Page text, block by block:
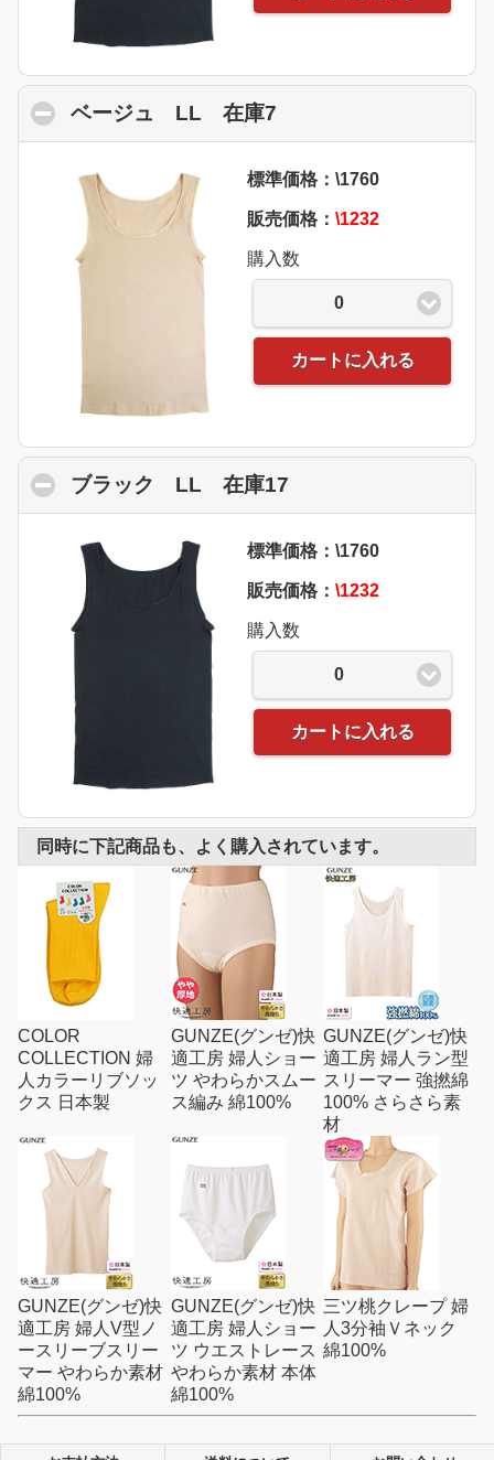
ベージュ LL 在庫7
標準価格：\1760
販売価格： \1232
購入数
0
カートに入れる
ブラック LL 在庫17
標準価格：\1760
販売価格： \1232
購入数
0
カートに入れる
同時に下記商品も、よく購入されています。
COLOR
COLLECTION 婦
人カラーリブソッ
クス 日本製
GUNZE(グンゼ)快
適工房 婦人ショー
ツ やわらかスムー
ス編み 綿100%
GUNZE(グンゼ)快
適工房 婦人ラン型
スリーマー 強撚綿
100% さらさら素
材
GUNZE(グンゼ)快
適工房 婦人V型ノ
ースリーブスリー
マー やわらか素材
綿100%
GUNZE(グンゼ)快
適工房 婦人ショー
ツ ウエストレース
やわらか素材 本体
綿100%
三ツ桃クレープ 婦
人3分袖Ｖネック
綿100%